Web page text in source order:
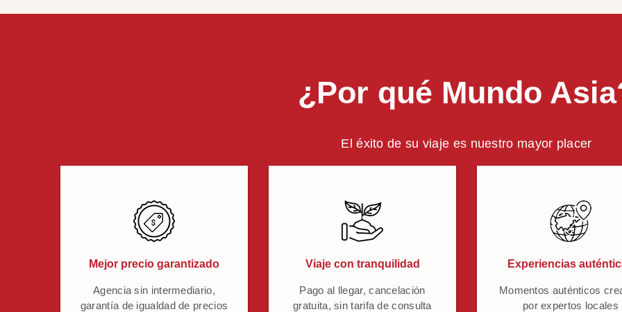
¿Por qué Mundo
El éxito de su viaje es nuestro mayor placer
Mejor precio garantizado
Agencia sin intermediario,
garantía de igualdad de precios
Viaje con tranquilidad
Pago al llegar, cancelación
gratuita, sin tarifa de consulta
Experiencias
Momentos auténticos
por expertos locales